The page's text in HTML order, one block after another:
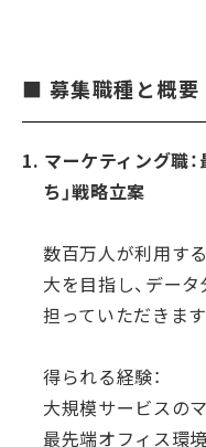
■ 募集職種と概要
1. マーケティング職
ち」戦略立案
数百万人が利用す
大を目指し、デー
担っていただきます
得られる経験：
大規模サービスの
最先端オフィス環